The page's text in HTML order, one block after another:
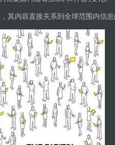
其内容直接关系到全球范围内信息